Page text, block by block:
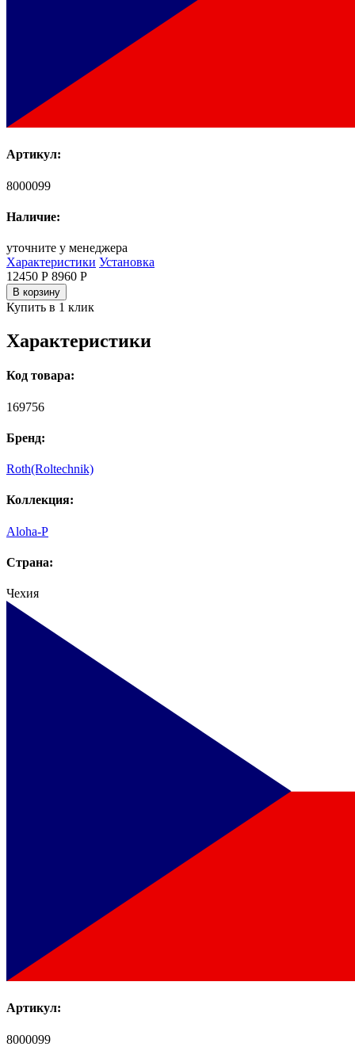
Артикул:
8000099
Наличие:
уточните у менеджера
Характеристики Установка
12450 Р 8960 Р
В корзину
Купить в 1 клик
Характеристики
Код товара:
169756
Бренд:
Roth(Roltechnik)
Коллекция:
Aloha-P
Страна:
Чехия
Артикул:
8000099